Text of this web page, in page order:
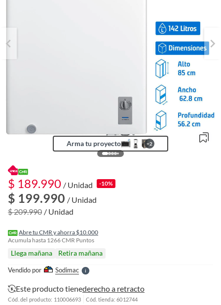
Arma tu proyecto +2
$ 189.990 / Unidad -10%
$ 199.990 / Unidad
$ 209.990 / Unidad
Abre tu CMR y ahorra $10.000
Acumula hasta 1266CMR Puntos
Llega mañana Retira mañana
Vendido por SodimacS
l
e
r
o
Este producto tienederecho a retracto
Cód. del producto: 110006693 Cód. tienda: 6012744